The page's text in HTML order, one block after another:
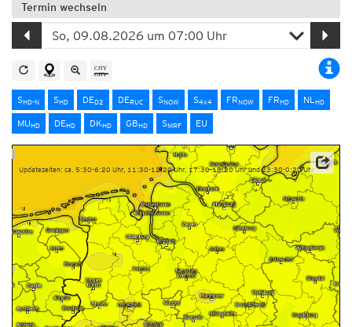
Termin wechseln
SHD-N SHD DED2 DERUC SNOW S4x4 FRNOW FRHD NLHD
MUHD DEHD DKHD GBHD SMRF EU
Updatezeiten: ca. 5:30-6:20 Uhr, 11:30-12:20 Uhr, 17:30-18:20 Uhr und 23:30-0:20 Uhr